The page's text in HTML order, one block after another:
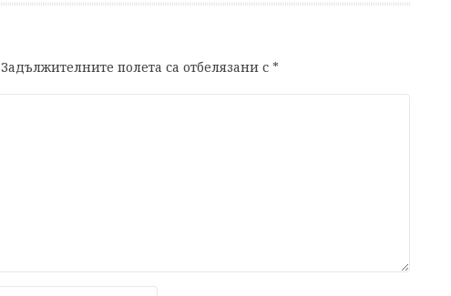
Задължителните полета са отбелязани с*